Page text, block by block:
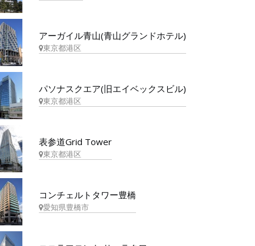
アーガイル青山(青山グランドホテル)
東京都港区
パソナスクエア(旧エイベックスビル)
東京都港区
表参道Grid Tower
東京都港区
コンチェルトタワー豊橋
愛知県豊橋市